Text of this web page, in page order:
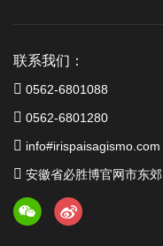
联系我们：
0562-6801088
0562-6801280
info#irispaisagismo.com
安徽省必胜博官网市东郊